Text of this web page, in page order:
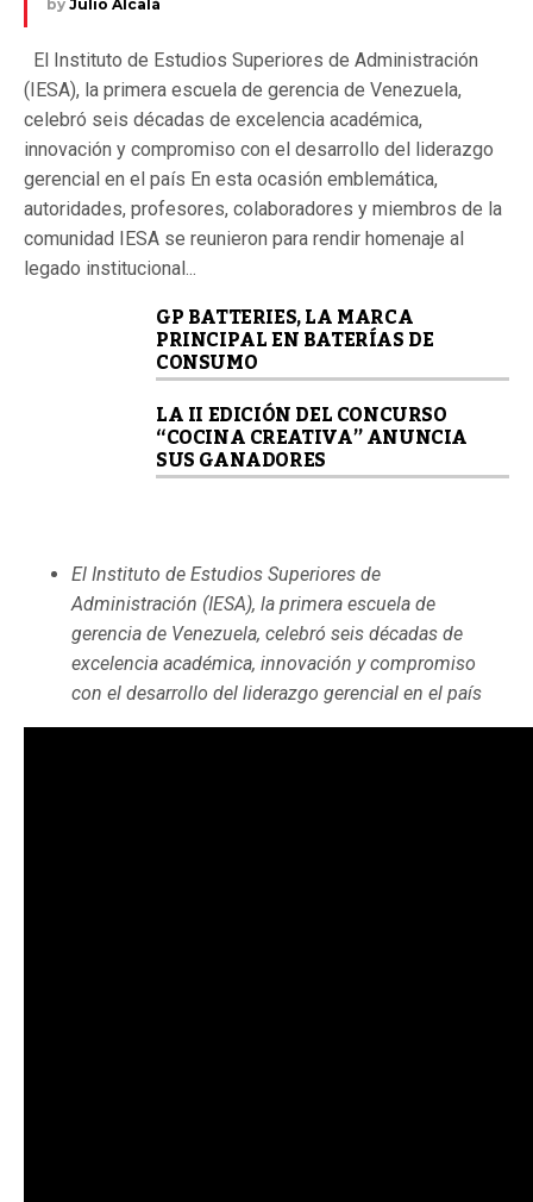
by Julio Alcalá
El Instituto de Estudios Superiores de Administración
(IESA), la primera escuela de gerencia de Venezuela,
celebró seis décadas de excelencia académica,
innovación y compromiso con el desarrollo del liderazgo
gerencial en el país En esta ocasión emblemática,
autoridades, profesores, colaboradores y miembros de la
comunidad IESA se reunieron para rendir homenaje al
legado institucional...
GP BATTERIES, LA MARCA
PRINCIPAL EN BATERÍAS DE
CONSUMO
LA II EDICIÓN DEL CONCURSO
“COCINA CREATIVA” ANUNCIA
SUS GANADORES
El Instituto de Estudios Superiores de
Administración (IESA), la primera escuela de
gerencia de Venezuela, celebró seis décadas de
excelencia académica, innovación y compromiso
con el desarrollo del liderazgo gerencial en el país